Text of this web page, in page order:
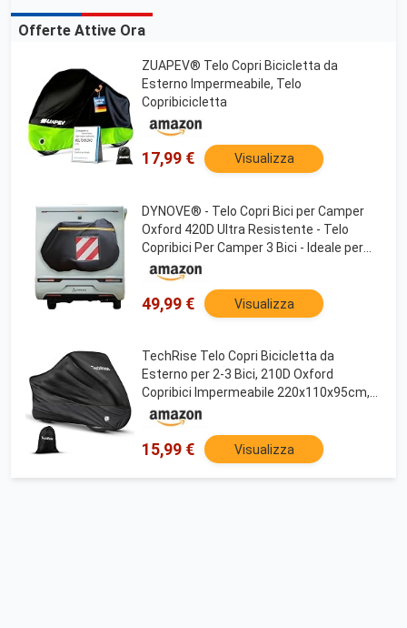
Offerte Attive Ora
ZUAPEV® Telo Copri Bicicletta da
Esterno Impermeabile, Telo
Copribicicletta
17,99 € Visualizza
DYNOVE® - Telo Copri Bici per Camper
Oxford 420D Ultra Resistente - Telo
Copribici Per Camper 3 Bici - Ideale per
Coprire la Bici in Camper e per Uso
Esterno
49,99 € Visualizza
TechRise Telo Copri Bicicletta da
Esterno per 2-3 Bici, 210D Oxford
Copribici Impermeabile 220x110x95cm,
Anti Polveri/Neve/UV, Copertura Copribici
Telone de Copertura per MTB/Moto
(Nero)
15,99 € Visualizza